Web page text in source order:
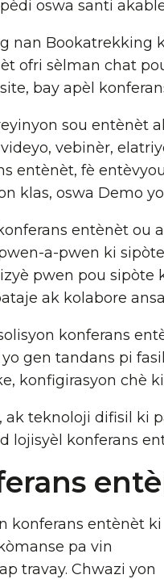
oswa santi
nan Bookatrekking
ofri sèlman chat
bay apèl
sou entènèt
vebinèr,
entènèt, fè
klas, oswa Demo
entènèt ou
a-pwen ki
pwen pou sipòte
ak kolabore
konferans
gen tandans pi
konfigirasyon chè
ak teknoloji difisil ki
lojisyèl konferans
konferans entènèt ki
pa vin
travay. Chwazi yon